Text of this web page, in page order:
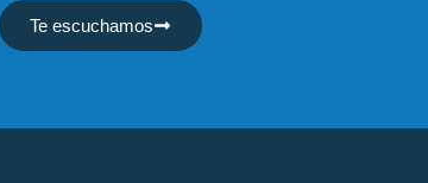
Te escuchamos